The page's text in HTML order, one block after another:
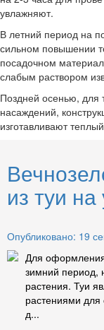
увлажняют.
В летний период на
сильном повышении
посадочном
слабым раствором
Поздней осенью, для
насаждений,
изготавливают
из туи на
Опубликовано: 19
Для
зимний период,
растения. Туи
растениями для
д...